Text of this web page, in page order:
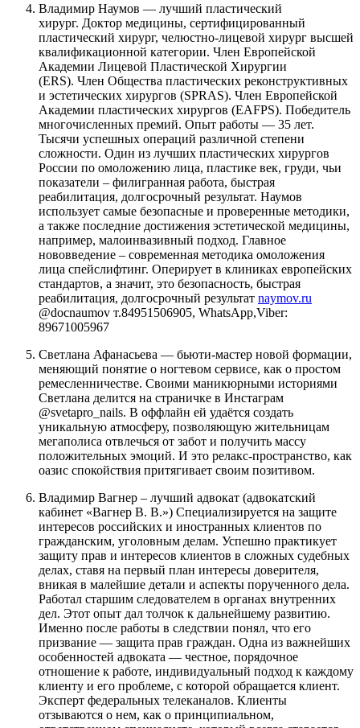
Владимир Наумов — лучший пластический
хирург. Доктор медицины, сертифицированный
пластический хирург, челюстно-лицевой хирург высшей
квалификационной категории. Член Европейской
Академии Лицевой Пластической Хирургии
(ERS). Член Общества пластических реконструктивных
и эстетических хирургов (SPRAS). Член Европейской
Академии пластических хирургов (EAFPS). Победитель
многочисленных премий. Опыт работы — 35 лет.
Тысячи успешных операций различной степени
сложности. Один из лучших пластических хирургов
России по омоложению лица, пластике век, груди, чьи
показатели – филигранная работа, быстрая
реабилитация, долгосрочный результат. Наумов
использует самые безопасные и проверенные методики,
а также последние достижения эстетической медицины,
например, малоинвазивный подход. Главное
нововведение – современная методика омоложения
лица спейслифтинг. Оперирует в клиниках европейских
стандартов, а значит, это безопасность, быстрая
реабилитация, долгосрочный результат naymov.ru
@docnaumov т.84951506905, WhatsApp,Viber:
89671005967
Светлана Афанасьева — бьюти-мастер новой формации,
меняющий понятие о ногтевом сервисе, как о простом
ремесленничестве. Своими маникюрными историями
Светлана делится на страничке в Инстаграм
@svetapro_nails. В оффлайн ей удаётся создать
уникальную атмосферу, позволяющую жительницам
мегаполиса отвлечься от забот и получить массу
положительных эмоций. И это релакс-пространство, как
оазис спокойствия притягивает своим позитивом.
Владимир Вагнер – лучший адвокат (адвокатский
кабинет «Вагнер В. В.») Специализируется на защите
интересов российских и иностранных клиентов по
гражданским, уголовным делам. Успешно практикует
защиту прав и интересов клиентов в сложных судебных
делах, ставя на первый план интересы доверителя,
вникая в малейшие детали и аспекты порученного дела.
Работал старшим следователем в органах внутренних
дел. Этот опыт дал толчок к дальнейшему развитию.
Именно после работы в следствии понял, что его
призвание — защита прав граждан. Одна из важнейших
особенностей адвоката — честное, порядочное
отношение к работе, индивидуальный подход к каждому
клиенту и его проблеме, с которой обращается клиент.
Эксперт федеральных телеканалов. Клиенты
отзываются о нем, как о принципиальном,